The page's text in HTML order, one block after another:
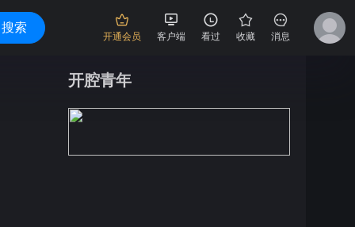
搜索
开通会员 客户端 看过 收藏 消息
开腔青年